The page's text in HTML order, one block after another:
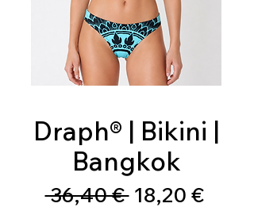
Draph® | Bikini |
Bangkok
36,40 € Prezzo
18,20 €Prezzo